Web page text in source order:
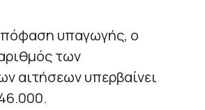
υπαγωγής, ο
των
αιτήσεων υπερβαίνει